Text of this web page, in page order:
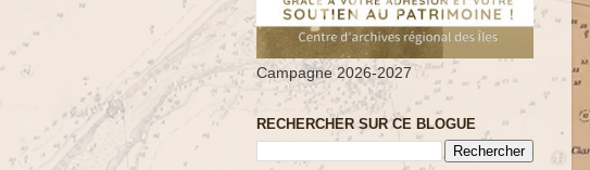
Campagne 2026-2027
RECHERCHER SUR CE BLOGUE